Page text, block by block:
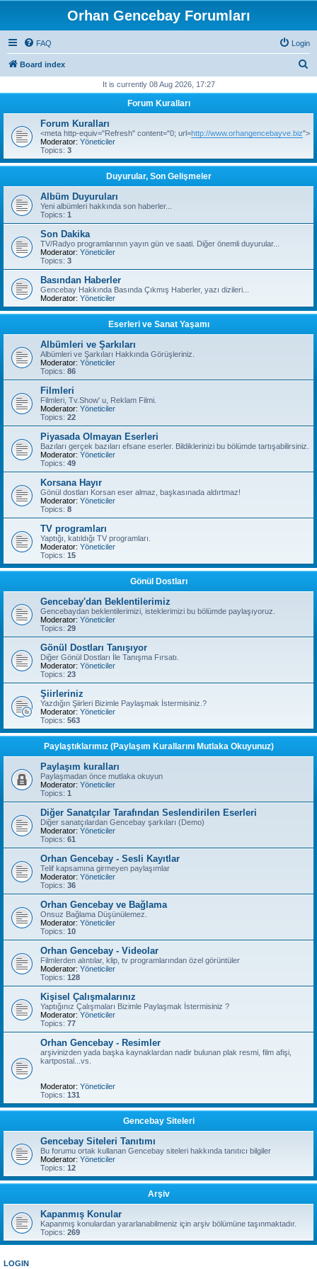
Orhan Gencebay Forumları
FAQ Login
Board index
r
c
It is currently 08 Aug 2026, 17:27
Forum Kuralları
Forum Kuralları
<meta http-equiv="Refresh" content="0; url=http://www.orhangencebayve.biz">
Moderator: Yöneticiler
Topics: 3
Duyurular, Son Gelişmeler
Albüm Duyuruları
Yeni albümleri hakkında son haberler...
Topics: 1
Son Dakika
TV/Radyo programlarının yayın gün ve saati. Diğer önemli duyurular...
Moderator: Yöneticiler
Topics: 3
Basından Haberler
Gencebay Hakkında Basında Çıkmış Haberler, yazı dizileri...
Moderator: Yöneticiler
Eserleri ve Sanat Yaşamı
Albümleri ve Şarkıları
Albümleri ve Şarkıları Hakkında Görüşleriniz.
Moderator: Yöneticiler
Topics: 86
Filmleri
Filmleri, Tv.Show' u, Reklam Filmi.
Moderator: Yöneticiler
Topics: 22
Piyasada Olmayan Eserleri
Bazıları gerçek bazıları efsane eserler. Bildiklerinizi bu bölümde tartışabilirsiniz.
Moderator: Yöneticiler
Topics: 49
Korsana Hayır
Gönül dostları Korsan eser almaz, başkasınada aldırtmaz!
Moderator: Yöneticiler
Topics: 8
TV programları
Yaptığı, katıldığı TV programları.
Moderator: Yöneticiler
Topics: 15
Gönül Dostları
Gencebay'dan Beklentilerimiz
Gencebaydan beklentilerimizi, isteklerimizi bu bölümde paylaşıyoruz.
Moderator: Yöneticiler
Topics: 29
Gönül Dostları Tanışıyor
Diğer Gönül Dostları İle Tanışma Fırsatı.
Moderator: Yöneticiler
Topics: 23
Şiirleriniz
Yazdığın Şiirleri Bizimle Paylaşmak İstermisiniz.?
Moderator: Yöneticiler
Topics: 563
Paylaştıklarımız (Paylaşım Kurallarını Mutlaka Okuyunuz)
Paylaşım kuralları
Paylaşmadan önce mutlaka okuyun
Moderator: Yöneticiler
Topics: 1
Diğer Sanatçılar Tarafından Seslendirilen Eserleri
Diğer sanatçılardan Gencebay şarkıları (Demo)
Moderator: Yöneticiler
Topics: 61
Orhan Gencebay - Sesli Kayıtlar
Telif kapsamına girmeyen paylaşımlar
Moderator: Yöneticiler
Topics: 36
Orhan Gencebay ve Bağlama
Onsuz Bağlama Düşünülemez.
Moderator: Yöneticiler
Topics: 10
Orhan Gencebay - Videolar
Filmlerden alıntılar, klip, tv programlarından özel görüntüler
Moderator: Yöneticiler
Topics: 128
Kişisel Çalışmalarınız
Yaptığınız Çalışmaları Bizimle Paylaşmak İstermisiniz ?
Moderator: Yöneticiler
Topics: 77
Orhan Gencebay - Resimler
arşivinizden yada başka kaynaklardan nadir bulunan plak resmi, film afişi,
kartpostal...vs.
Moderator: Yöneticiler
Topics: 131
Gencebay Siteleri
Gencebay Siteleri Tanıtımı
Bu forumu ortak kullanan Gencebay siteleri hakkında tanıtıcı bilgiler
Moderator: Yöneticiler
Topics: 12
Arşiv
Kapanmış Konular
Kapanmış konulardan yararlanabilmeniz için arşiv bölümüne taşınmaktadır.
Topics: 269
LOGIN